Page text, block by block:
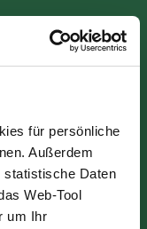
für persönliche
Außerdem
statistische Daten
Web-Tool
um Ihr